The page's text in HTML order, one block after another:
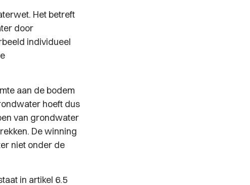
Het betreft
door
individueel
aan de bodem
hoeft dus
van grondwater
De winning
niet onder de
in artikel 6.5